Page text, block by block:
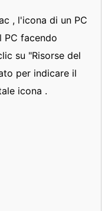
, l'icona di un PC
PC facendo
su "Risorse del
per indicare il
icona .